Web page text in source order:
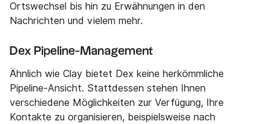
Ortswechsel bis hin zu Erwähnungen in den
Nachrichten und vielem mehr.
Dex Pipeline-Management
Ähnlich wie Clay bietet Dex keine herkömmliche
Pipeline-Ansicht. Stattdessen stehen Ihnen
verschiedene Möglichkeiten zur Verfügung, Ihre
Kontakte zu organisieren, beispielsweise nach